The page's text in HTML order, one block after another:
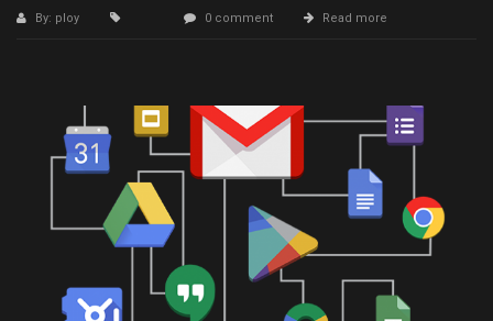
By: ploy 0 comment Read more